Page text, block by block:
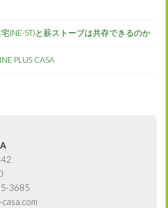
(NE-ST)と薪ストーブは共存できるのか
PLUS CASA
3685